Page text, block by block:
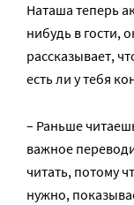
Наташа теперь
нибудь в гости,
рассказывает,
есть ли у тебя
– Раньше
важное
читать, потому
нужно,